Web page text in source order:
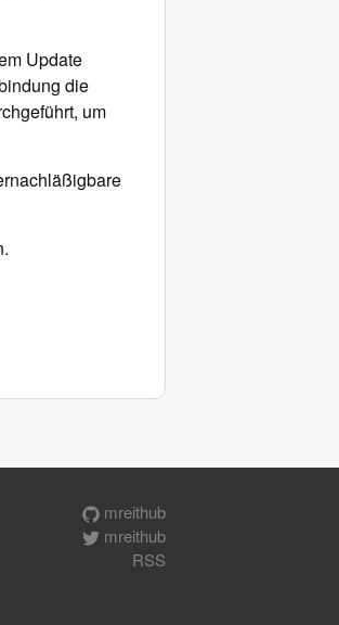
Update
die
um
mreithub
mreithub
RSS